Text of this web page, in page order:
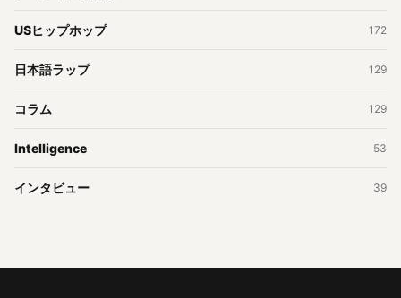
USヒップホップ 172
日本語ラップ 129
コラム 129
Intelligence 53
インタビュー 39